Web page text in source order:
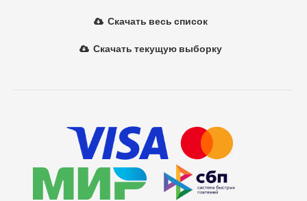
Скачать весь список
Скачать текущую выборку